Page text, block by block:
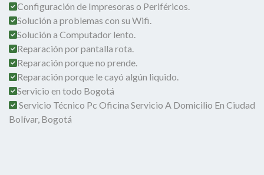
Configuración de Impresoras o Periféricos.
Solución a problemas con su Wifi.
Solución a Computador lento.
Reparación por pantalla rota.
Reparación porque no prende.
Reparación porque le cayó algún liquido.
Servicio en todo Bogotá
Servicio Técnico Pc Oficina Servicio A Domicilio En Ciudad
Bolívar, Bogotá